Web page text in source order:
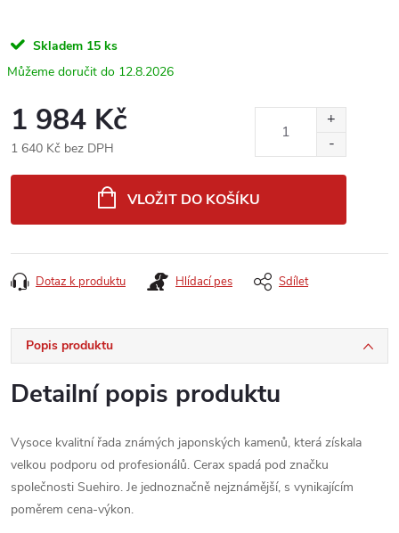
Skladem 15 ks
12.8.2026
1 984 Kč
1 640 Kč bez DPH
VLOŽIT DO KOŠÍKU
Dotaz k produktu Hlídací pes Sdílet
Popis produktu
Detailní popis produktu
Vysoce kvalitní řada známých japonských kamenů, která získala
velkou podporu od profesionálů. Cerax spadá pod značku
společnosti Suehiro. Je jednoznačně nejznámější, s vynikajícím
poměrem cena-výkon.